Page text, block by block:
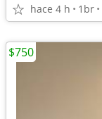
hace 4 h 1br
$750